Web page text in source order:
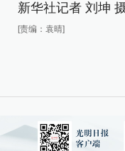
新华社记者 刘坤
[责编：袁晴]